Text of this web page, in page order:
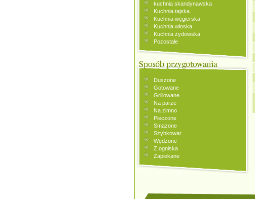
kuchnia skandynawska
Kuchnia tajska
Kuchnia węgierska
Kuchnia włoska
Kuchnia żydowska
Pozostałe
Duszone
Gotowane
Grillowane
Na parze
Na zimno
Pieczone
Smażone
Szybkowar
Wędzone
Z ogniska
Zapiekane